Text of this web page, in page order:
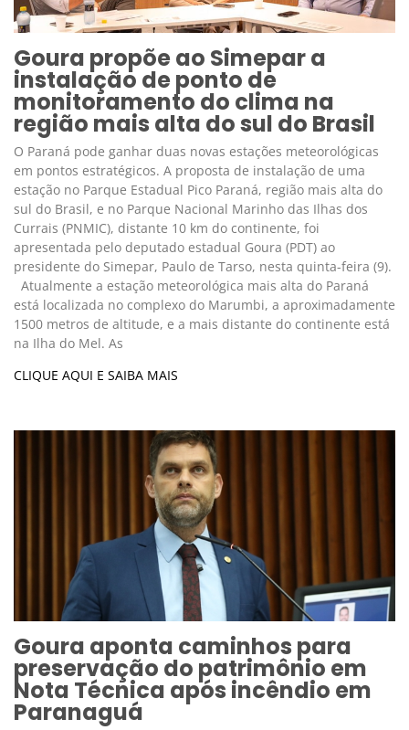
Goura propõe ao Simepar a
instalação de ponto de
monitoramento do clima na
região mais alta do sul do Brasil
O Paraná pode ganhar duas novas estações meteorológicas
em pontos estratégicos. A proposta de instalação de uma
estação no Parque Estadual Pico Paraná, região mais alta do
sul do Brasil, e no Parque Nacional Marinho das Ilhas dos
Currais (PNMIC), distante 10 km do continente, foi
apresentada pelo deputado estadual Goura (PDT) ao
presidente do Simepar, Paulo de Tarso, nesta quinta-feira (9).
Atualmente a estação meteorológica mais alta do Paraná
está localizada no complexo do Marumbi, a aproximadamente
1500 metros de altitude, e a mais distante do continente está
na Ilha do Mel. As
CLIQUE AQUI E SAIBA MAIS
Goura aponta caminhos para
preservação do patrimônio em
Nota Técnica após incêndio em
Paranaguá